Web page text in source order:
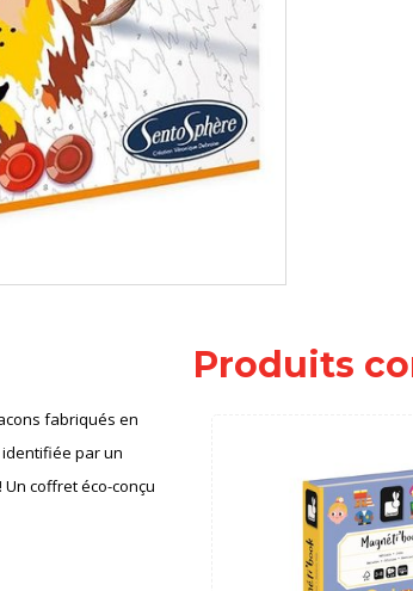
fabriqués en
par un
coffret éco-conçu
Produits